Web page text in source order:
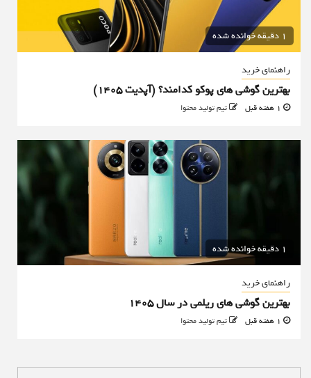
1 دقیقه خوانده شده
راهنمای خرید
بهترین گوشی های پوکو کدامند؟ (آپدیت ۱۴۰۵)
تیم تولید محتوا
1 دقیقه خوانده شده
راهنمای خرید
بهترین گوشی های ریلمی در سال 1405
تیم تولید محتوا